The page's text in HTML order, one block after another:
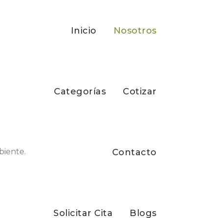
Inicio Nosotros
Categorías Cotizar
Contacto
Solicitar Cita Blogs